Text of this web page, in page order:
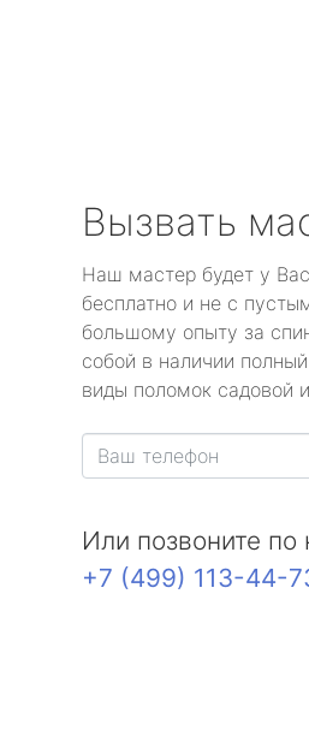
Вызвать
Наш мастер будет у
бесплатно и не с
большому опыту за
собой в наличии
виды поломок садовой
Или позвоните по
+7 (499) 113-44-